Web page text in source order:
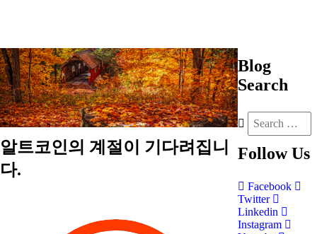
알트코인의 계절이 기다려집니
다.
Blog
Search
Follow Us
Facebook
Twitter
Linkedin
Instagram